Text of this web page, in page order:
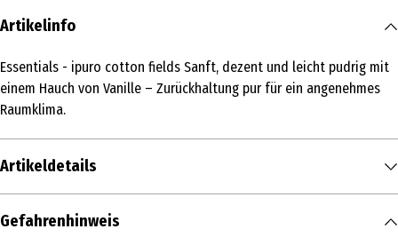
Artikelinfo
Essentials - ipuro cotton fields Sanft, dezent und leicht pudrig mit
einem Hauch von Vanille – Zurückhaltung pur für ein angenehmes
Raumklima.
Artikeldetails
Inhalt
Gefahrenhinweis